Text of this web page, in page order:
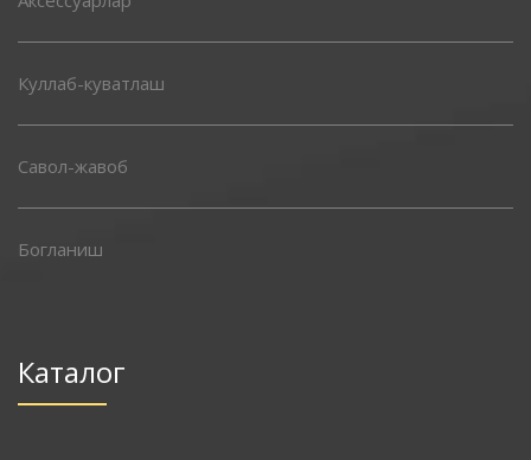
Куллаб-куватлаш
Савол-жавоб
Богланиш
Каталог